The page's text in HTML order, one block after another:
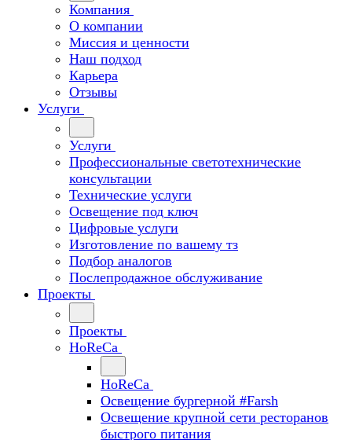
Компания
О компании
Миссия и ценности
Наш подход
Карьера
Отзывы
Услуги
Услуги
Профессиональные светотехнические
консультации
Технические услуги
Освещение под ключ
Цифровые услуги
Изготовление по вашему тз
Подбор аналогов
Послепродажное обслуживание
Проекты
Проекты
HoReCa
HoReCa
Освещение бургерной #Farsh
Освещение крупной сети ресторанов
быстрого питания